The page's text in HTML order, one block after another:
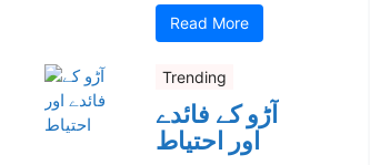
Read More
Trending
آڑو کے فائدے
اور احتیاط